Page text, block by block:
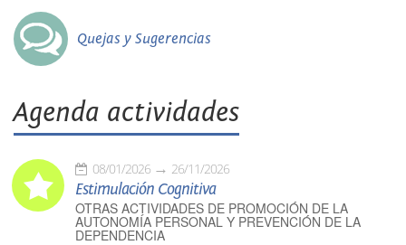
Quejas y Sugerencias
Agenda actividades
08/01/2026 26/11/2026
Estimulación Cognitiva
OTRAS ACTIVIDADES DE PROMOCIÓN DE LA
AUTONOMÍA PERSONAL Y PREVENCIÓN DE LA
DEPENDENCIA